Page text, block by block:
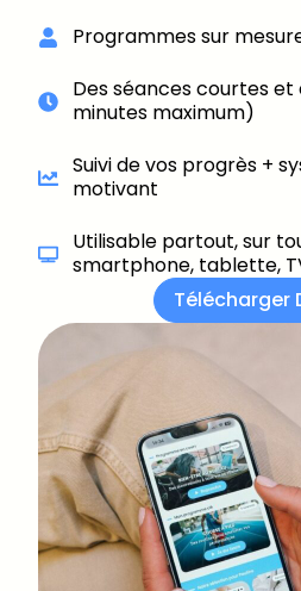
Programmes sur
Des séances courtes
minutes maximum)
Suivi de vos progrès +
motivant
Utilisable partout, sur
smartphone, tablette,
Télécharger